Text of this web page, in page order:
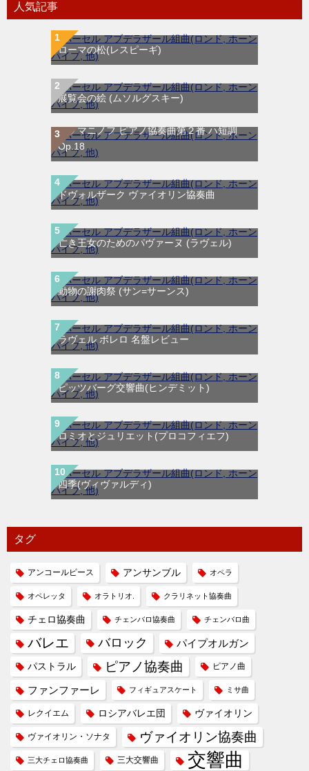
人気記事
ローマの松(レスピーギ)
展覧会の絵 (ムソルグスキー)
ラフマニノフ ピアノ協奏曲第２番 ハ短調
Op.18
ドヴォルザーク ヴァイオリン協奏曲
亡き王女のためのパヴァーヌ (ラヴェル)
動物の謝肉祭 (サン=サーンス)
ラヴェル ボレロ 名盤レビュー
ピッツバーグ交響曲(ヒンデミット)
ロミオとジュリエット(プロコフィエフ)
四季(ヴィヴァルディ)
タグ
アンコールピース アンサンブル オペラ
オペレッタ オラトリオ. クラリネット協奏曲
チェロ協奏曲 チェンバロ協奏曲 チェンバロ曲
バレエ バロック パイプオルガン
パストラル ピアノ協奏曲 ピアノ曲
ファンファーレ フィギュアスケート ミサ曲
レクイエム ロシアバレエ団 ヴァイオリン
ヴァイオリン・ソナタ ヴァイオリン協奏曲
三大チェロ協奏曲 三大交響曲 交響曲